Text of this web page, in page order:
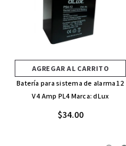
AGREGAR AL CARRITO
Batería para sistema de alarma 12
V 4 Amp PL4 Marca: dLux
$34.00